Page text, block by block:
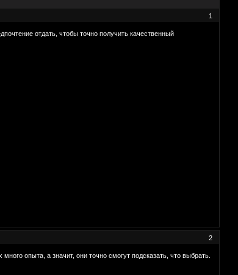
1
отдать, чтобы точно получить качественный
2
опыта, а значит, они точно смогут подсказать, что выбрать.